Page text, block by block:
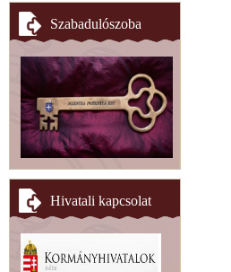
Szabadulószoba
Hivatali kapcsolat